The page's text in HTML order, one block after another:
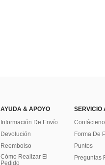
AYUDA & APOYO
Información De Envío
Devolución
Reembolso
Cómo Realizar El
Pedido
SERVICIO
Forma De
Puntos
Preguntas